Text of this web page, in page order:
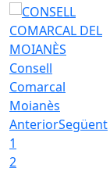
Consell
Comarcal
Moianès
AnteriorSegüent
1
2